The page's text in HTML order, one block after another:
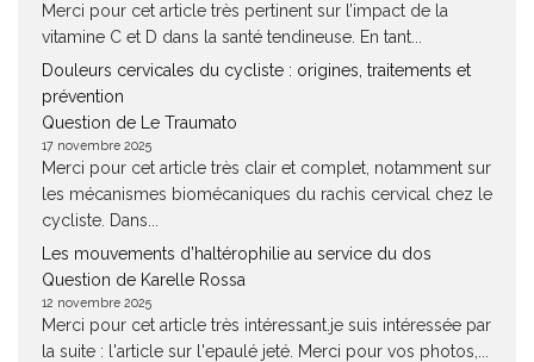
Merci pour cet article très pertinent sur l’impact de la
vitamine C et D dans la santé tendineuse. En tant...
Douleurs cervicales du cycliste : origines, traitements et
prévention
Question de Le Traumato
17 novembre 2025
Merci pour cet article très clair et complet, notamment sur
les mécanismes biomécaniques du rachis cervical chez le
cycliste. Dans...
Les mouvements d’haltérophilie au service du dos
Question de Karelle Rossa
12 novembre 2025
Merci pour cet article très intéressant.je suis intéressée par
la suite : l'article sur l'epaulé jeté. Merci pour vos photos,...